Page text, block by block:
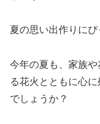
夏の思い出作りにぴ
今年の夏も、家族
る花火とともに心
でしょうか？